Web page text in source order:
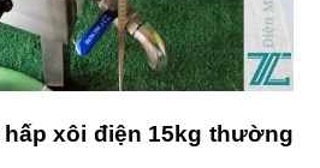
xôi điện 15kg thường